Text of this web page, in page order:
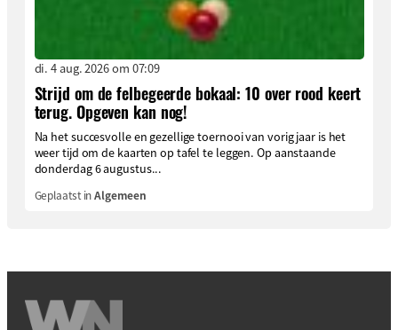
di. 4 aug. 2026 om 07:09
Strijd om de felbegeerde bokaal: 10 over rood keert
terug. Opgeven kan nog!
Na het succesvolle en gezellige toernooi van vorig jaar is het
weer tijd om de kaarten op tafel te leggen. Op aanstaande
donderdag 6 augustus...
Geplaatst inAlgemeen